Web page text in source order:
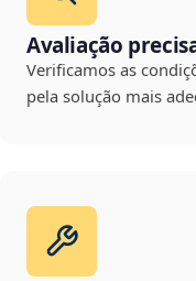
Avaliação
Verificamos as
pela solução mais